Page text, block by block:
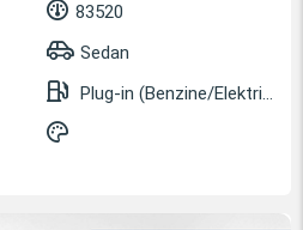
83520
Sedan
Plug-in (Benzine/Elektrisch)